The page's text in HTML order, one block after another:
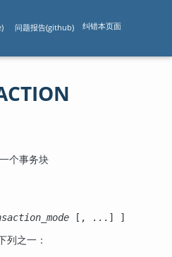
问题报告(github) 纠错本页面
个事务块
[, ...] ]
列之一：